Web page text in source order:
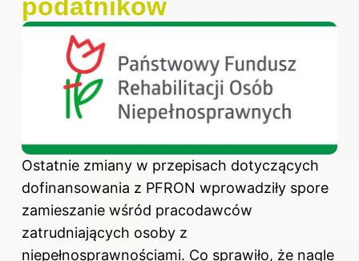
podatników
Ostatnie zmiany w przepisach dotyczących
dofinansowania z PFRON wprowadziły spore
zamieszanie wśród pracodawców
zatrudniających osoby z
niepełnosprawnościami. Co sprawiło, że nagle